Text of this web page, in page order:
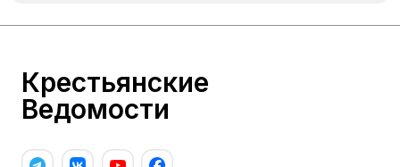
Крестьянские
Ведомости